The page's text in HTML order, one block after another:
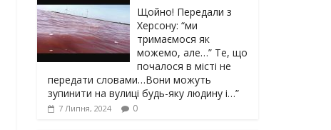
Щойно! Передали з
Херсону: “ми
тримаємося як
можемо, але…” Те, що
почалося в місті не
передати словами…Вони можуть
зупинити на вулиці будь-яку людину і…”
7 Липня, 2024 0